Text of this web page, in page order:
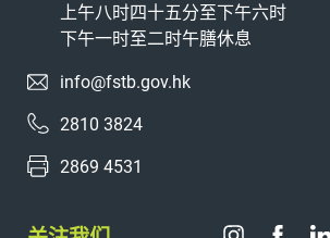
上午八时四十五分至下午六时
下午一时至二时午膳休息
info@fstb.gov.hk
2810 3824
2869 4531